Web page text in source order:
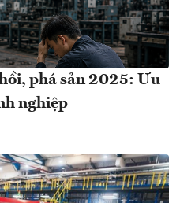
phá sản 2025: Ưu
nghiệp